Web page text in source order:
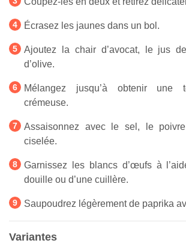
Écrasez les jaunes dans un bol.
Ajoutez la chair d’avocat, le jus
d’olive.
Mélangez jusqu’à obtenir une
crémeuse.
Assaisonnez avec le sel, le
ciselée.
Garnissez les blancs d’œufs à
douille ou d’une cuillère.
Saupoudrez légèrement de paprika
Variantes